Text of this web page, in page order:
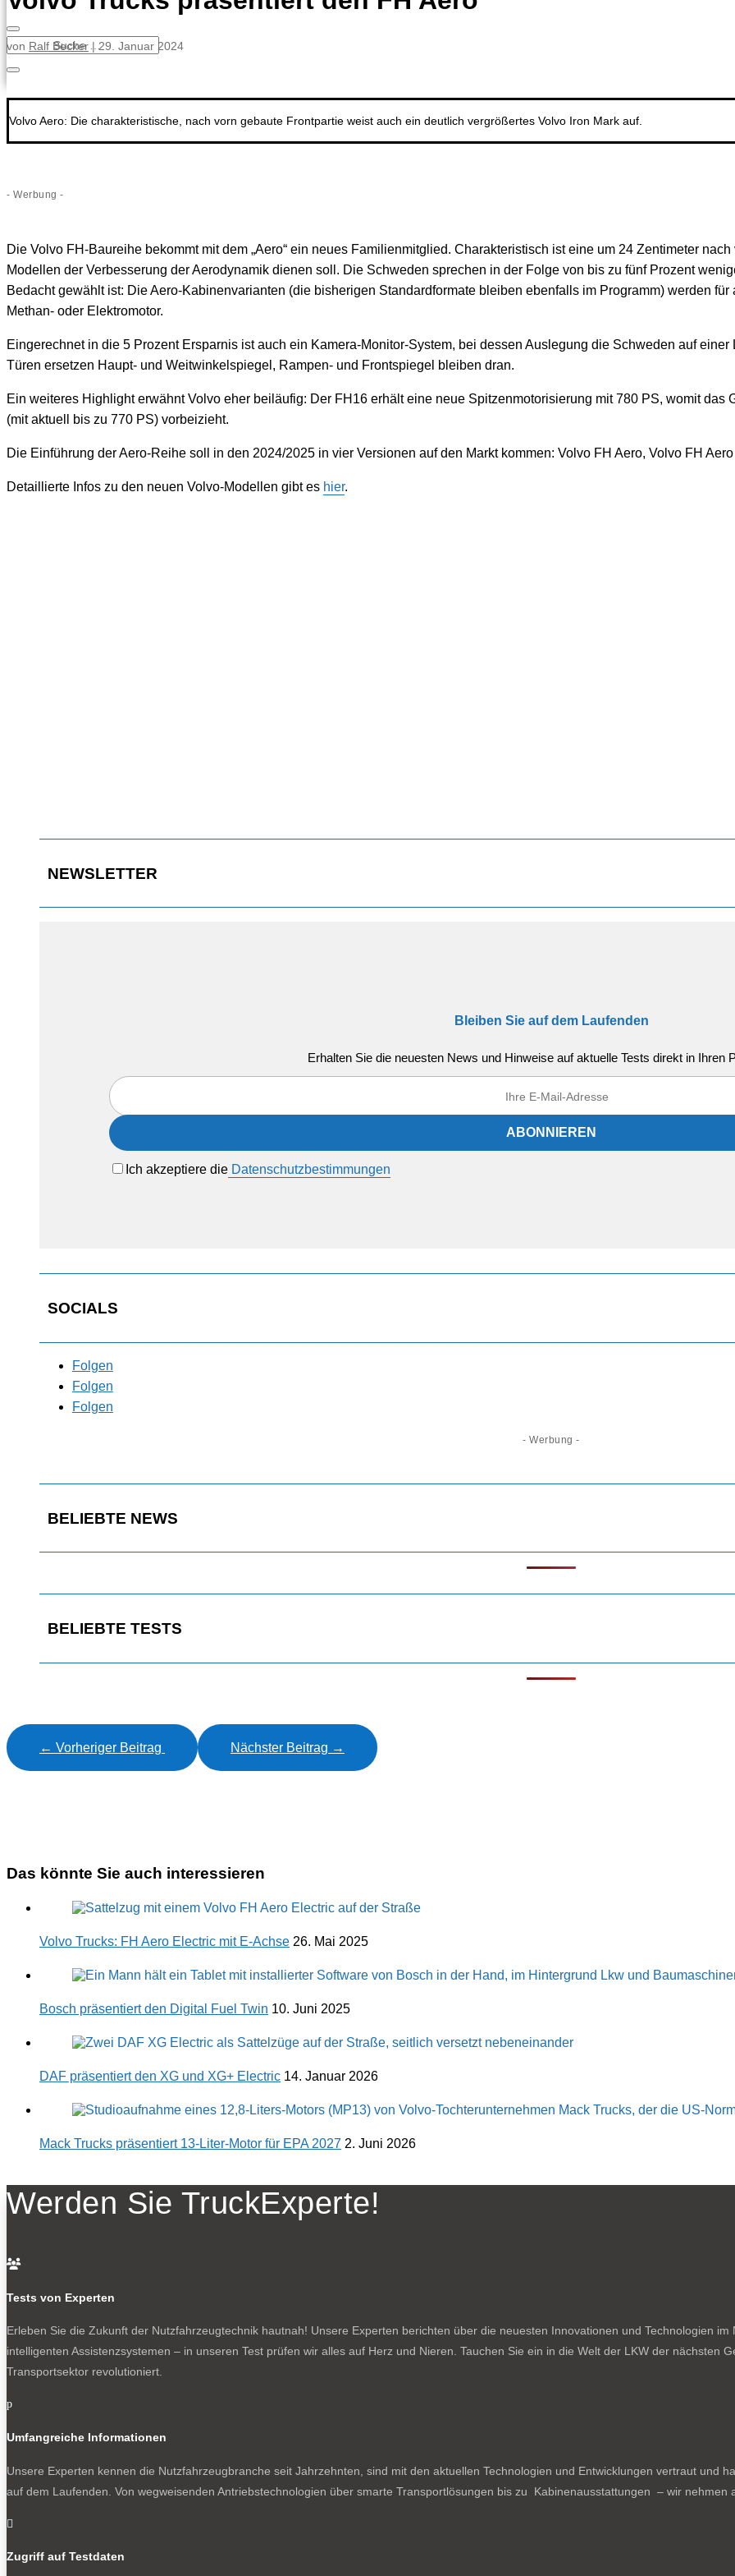
von Ralf Becker|29. Januar 2024
Volvo Aero: Die charakteristische, nach vorn gebaute Frontpartie weist auch ein deutlich vergrößertes Volvo Iron Mark auf.
- Werbung -
Die Volvo FH-Baureihe bekommt mit dem „Aero“ ein neues Familienmitglied. Charakteristisch ist eine um 24 Zentimeter
Modellen der Verbesserung der Aerodynamik dienen soll. Die Schweden sprechen in der Folge von bis zu fünf Prozent
Bedacht gewählt ist: Die Aero-Kabinenvarianten (die bisherigen Standardformate bleiben ebenfalls im Programm) werden
Methan- oder Elektromotor.
Eingerechnet in die 5 Prozent Ersparnis ist auch ein Kamera-Monitor-System, bei dessen Auslegung die Schweden auf
Türen ersetzen Haupt- und Weitwinkelspiegel, Rampen- und Frontspiegel bleiben dran.
Ein weiteres Highlight erwähnt Volvo eher beiläufig: Der FH16 erhält eine neue Spitzenmotorisierung mit 780 PS, womit das
(mit aktuell bis zu 770 PS) vorbeizieht.
Die Einführung der Aero-Reihe soll in den 2024/2025 in vier Versionen auf den Markt kommen: Volvo FH Aero, Volvo FH
Detaillierte Infos zu den neuen Volvo-Modellen gibt es hier.
NEWSLETTER
Bleiben Sie auf dem Laufenden
Erhalten Sie die neuesten News und Hinweise auf aktuelle Tests direkt in Ihren
Ich akzeptiere dieDatenschutzbestimmungen
SOCIALS
Folgen
Folgen
Folgen
- Werbung -
BELIEBTE NEWS
BELIEBTE TESTS
← Vorheriger Beitrag Nächster Beitrag →
Das könnte Sie auch interessieren
Volvo Trucks: FH Aero Electric mit E-Achse 26. Mai 2025
Bosch präsentiert den Digital Fuel Twin 10. Juni 2025
DAF präsentiert den XG und XG+ Electric 14. Januar 2026
Mack Trucks präsentiert 13-Liter-Motor für EPA 2027 2. Juni 2026
Werden Sie TruckExperte!

Tests von Experten
Erleben Sie die Zukunft der Nutzfahrzeugtechnik hautnah! Unsere Experten berichten über die neuesten Innovationen und Technologien
intelligenten Assistenzsystemen – in unseren Test prüfen wir alles auf Herz und Nieren. Tauchen Sie ein in die Welt der LKW der nächsten
Transportsektor revolutioniert.
p
Umfangreiche Informationen
Unsere Experten kennen die Nutzfahrzeugbranche seit Jahrzehnten, sind mit den aktuellen Technologien und Entwicklungen vertraut und
auf dem Laufenden. Von wegweisenden Antriebstechnologien über smarte Transportlösungen bis zu Kabinenausstattungen – wir nehmen

Zugriff auf Testdaten